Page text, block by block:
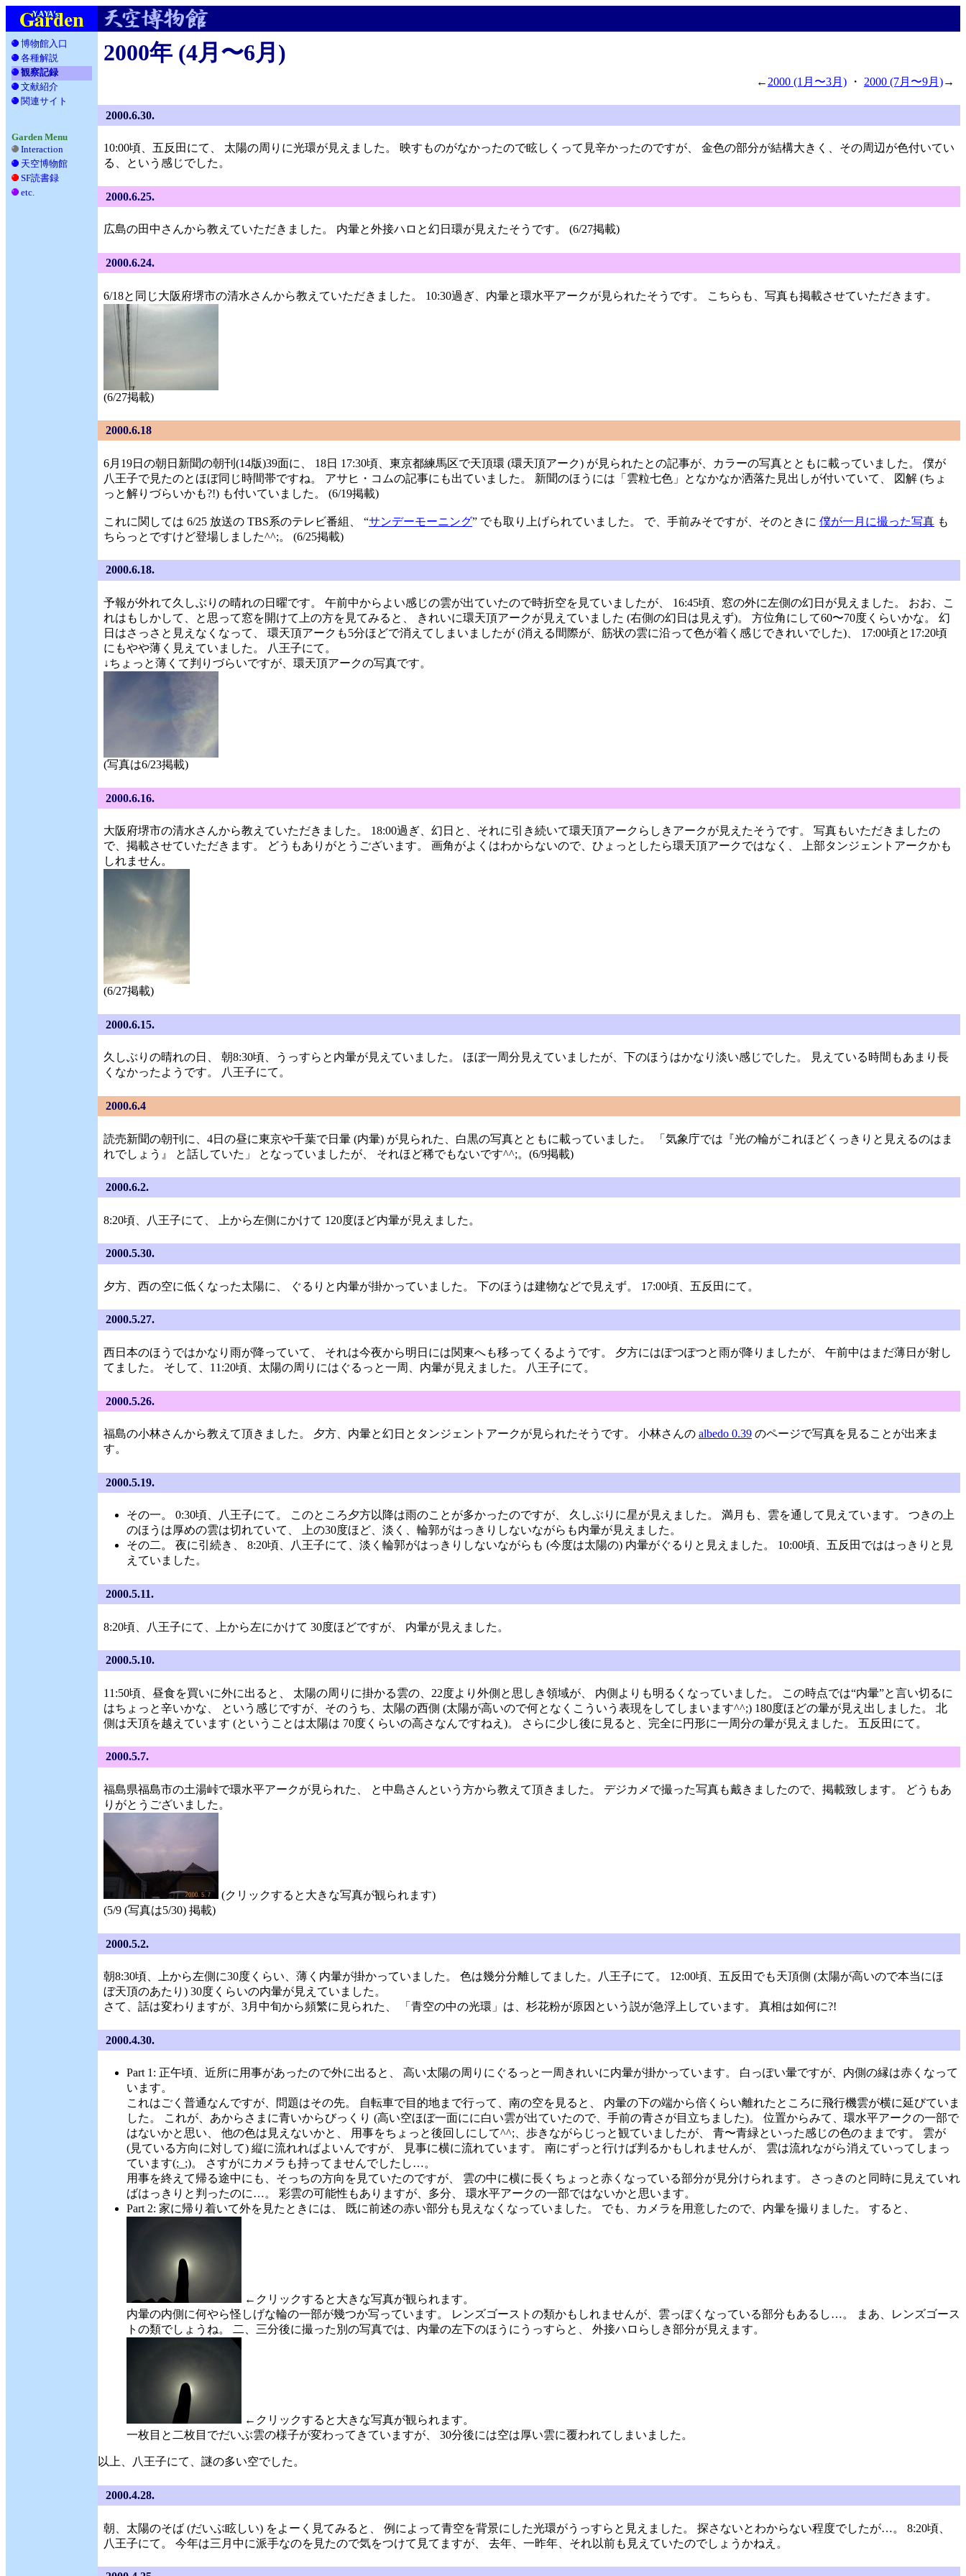
博物館入口
各種解説
観察記録
文献紹介
関連サイト
Garden Menu
Interaction
天空博物館
SF読書録
etc.
2000年 (4月〜6月)
← 2000 (1月〜3月) ・ 2000 (7月〜9月)→
2000.6.30.
10:00頃、五反田にて、 太陽の周りに光環が見えました。 映すものがなかったので眩しくって見辛かったのですが、 金色の部分が結構大きく、その周辺が色付いてい
る、という感じでした。
2000.6.25.
広島の田中さんから教えていただきました。 内暈と外接ハロと幻日環が見えたそうです。 (6/27掲載)
2000.6.24.
6/18と同じ大阪府堺市の清水さんから教えていただきました。 10:30過ぎ、内暈と環水平アークが見られたそうです。 こちらも、写真も掲載させていただきます。
(6/27掲載)
2000.6.18
6月19日の朝日新聞の朝刊(14版)39面に、 18日 17:30頃、東京都練馬区で天頂環 (環天頂アーク) が見られたとの記事が、カラーの写真とともに載っていました。 僕が
八王子で見たのとほぼ同じ時間帯ですね。 アサヒ・コムの記事にも出ていました。 新聞のほうには「雲粒七色」となかなか洒落た見出しが付いていて、 図解 (ちょ
っと解りづらいかも?!) も付いていました。 (6/19掲載)
これに関しては 6/25 放送の TBS系のテレビ番組、 “サンデーモーニング” でも取り上げられていました。 で、手前みそですが、そのときに 僕が一月に撮った写真 も
ちらっとですけど登場しました^^;。 (6/25掲載)
2000.6.18.
予報が外れて久しぶりの晴れの日曜です。 午前中からよい感じの雲が出ていたので時折空を見ていましたが、 16:45頃、窓の外に左側の幻日が見えました。 おお、こ
れはもしかして、と思って窓を開けて上の方を見てみると、 きれいに環天頂アークが見えていました (右側の幻日は見えず)。 方位角にして60〜70度くらいかな。 幻
日はさっさと見えなくなって、 環天頂アークも5分ほどで消えてしまいましたが (消える間際が、筋状の雲に沿って色が着く感じできれいでした)、 17:00頃と17:20頃
にもやや薄く見えていました。 八王子にて。
↓ちょっと薄くて判りづらいですが、環天頂アークの写真です。
(写真は6/23掲載)
2000.6.16.
大阪府堺市の清水さんから教えていただきました。 18:00過ぎ、幻日と、それに引き続いて環天頂アークらしきアークが見えたそうです。 写真もいただきましたの
で、掲載させていただきます。 どうもありがとうございます。 画角がよくはわからないので、ひょっとしたら環天頂アークではなく、 上部タンジェントアークかも
しれません。
(6/27掲載)
2000.6.15.
久しぶりの晴れの日、 朝8:30頃、うっすらと内暈が見えていました。 ほぼ一周分見えていましたが、下のほうはかなり淡い感じでした。 見えている時間もあまり長
くなかったようです。 八王子にて。
2000.6.4
読売新聞の朝刊に、4日の昼に東京や千葉で日暈 (内暈) が見られた、白黒の写真とともに載っていました。 「気象庁では『光の輪がこれほどくっきりと見えるのはま
れでしょう』 と話していた」 となっていましたが、 それほど稀でもないです^^;。(6/9掲載)
2000.6.2.
8:20頃、八王子にて、 上から左側にかけて 120度ほど内暈が見えました。
2000.5.30.
夕方、西の空に低くなった太陽に、 ぐるりと内暈が掛かっていました。 下のほうは建物などで見えず。 17:00頃、五反田にて。
2000.5.27.
西日本のほうではかなり雨が降っていて、 それは今夜から明日には関東へも移ってくるようです。 夕方にはぽつぽつと雨が降りましたが、 午前中はまだ薄日が射し
てました。 そして、11:20頃、太陽の周りにはぐるっと一周、内暈が見えました。 八王子にて。
2000.5.26.
福島の小林さんから教えて頂きました。 夕方、内暈と幻日とタンジェントアークが見られたそうです。 小林さんの albedo 0.39 のページで写真を見ることが出来ま
す。
2000.5.19.
その一。 0:30頃、八王子にて。 このところ夕方以降は雨のことが多かったのですが、 久しぶりに星が見えました。 満月も、雲を通して見えています。 つきの上
のほうは厚めの雲は切れていて、 上の30度ほど、淡く、輪郭がはっきりしないながらも内暈が見えました。
その二。 夜に引続き、 8:20頃、八王子にて、淡く輪郭がはっきりしないながらも (今度は太陽の) 内暈がぐるりと見えました。 10:00頃、五反田でははっきりと見
えていました。
2000.5.11.
8:20頃、八王子にて、上から左にかけて 30度ほどですが、 内暈が見えました。
2000.5.10.
11:50頃、昼食を買いに外に出ると、 太陽の周りに掛かる雲の、22度より外側と思しき領域が、 内側よりも明るくなっていました。 この時点では“内暈”と言い切るに
はちょっと辛いかな、 という感じですが、そのうち、太陽の西側 (太陽が高いので何となくこういう表現をしてしまいます^^;) 180度ほどの暈が見え出しました。 北
側は天頂を越えています (ということは太陽は 70度くらいの高さなんですねえ)。 さらに少し後に見ると、完全に円形に一周分の暈が見えました。 五反田にて。
2000.5.7.
福島県福島市の土湯峠で環水平アークが見られた、 と中島さんという方から教えて頂きました。 デジカメで撮った写真も戴きましたので、掲載致します。 どうもあ
りがとうございました。
(クリックすると大きな写真が観られます)
(5/9 (写真は5/30) 掲載)
2000.5.2.
朝8:30頃、上から左側に30度くらい、薄く内暈が掛かっていました。 色は幾分分離してました。八王子にて。 12:00頃、五反田でも天頂側 (太陽が高いので本当にほ
ぼ天頂のあたり) 30度くらいの内暈が見えていました。
さて、話は変わりますが、3月中旬から頻繁に見られた、 「青空の中の光環」は、杉花粉が原因という説が急浮上しています。 真相は如何に?!
2000.4.30.
Part 1: 正午頃、近所に用事があったので外に出ると、 高い太陽の周りにぐるっと一周きれいに内暈が掛かっています。 白っぽい暈ですが、内側の縁は赤くなって
います。
これはごく普通なんですが、問題はその先。 自転車で目的地まで行って、南の空を見ると、 内暈の下の端から倍くらい離れたところに飛行機雲が横に延びていま
した。 これが、あからさまに青いからびっくり (高い空ほぼ一面にに白い雲が出ていたので、手前の青さが目立ちました)。 位置からみて、環水平アークの一部で
はないかと思い、 他の色は見えないかと、 用事をちょっと後回しにして^^;、歩きながらじっと観ていましたが、 青〜青緑といった感じの色のままです。 雲が
(見ている方向に対して) 縦に流れればよいんですが、 見事に横に流れています。 南にずっと行けば判るかもしれませんが、 雲は流れながら消えていってしまっ
ています(;_;)。 さすがにカメラも持ってませんでしたし…。
用事を終えて帰る途中にも、そっちの方向を見ていたのですが、 雲の中に横に長くちょっと赤くなっている部分が見分けられます。 さっきのと同時に見えていれ
ばはっきりと判ったのに…。 彩雲の可能性もありますが、多分、 環水平アークの一部ではないかと思います。
Part 2: 家に帰り着いて外を見たときには、 既に前述の赤い部分も見えなくなっていました。 でも、カメラを用意したので、内暈を撮りました。 すると、
←クリックすると大きな写真が観られます。
内暈の内側に何やら怪しげな輪の一部が幾つか写っています。 レンズゴーストの類かもしれませんが、雲っぽくなっている部分もあるし…。 まあ、レンズゴース
トの類でしょうね。 二、三分後に撮った別の写真では、内暈の左下のほうにうっすらと、 外接ハロらしき部分が見えます。
←クリックすると大きな写真が観られます。
一枚目と二枚目でだいぶ雲の様子が変わってきていますが、 30分後には空は厚い雲に覆われてしまいました。
以上、八王子にて、謎の多い空でした。
2000.4.28.
朝、太陽のそば (だいぶ眩しい) をよーく見てみると、 例によって青空を背景にした光環がうっすらと見えました。 探さないとわからない程度でしたが…。 8:20頃、
八王子にて。 今年は三月中に派手なのを見たので気をつけて見てますが、 去年、一昨年、それ以前も見えていたのでしょうかねえ。